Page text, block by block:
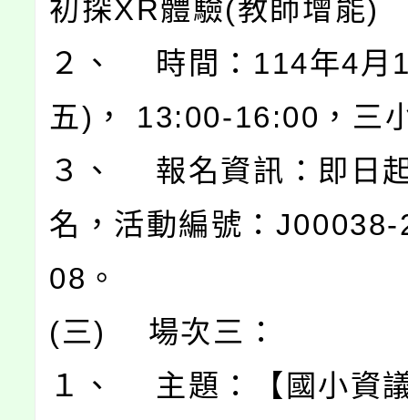
初探XR體驗(教師增能)
２、 時間：114年4月
五)， 13:00-16:00，三
３、 報名資訊：即日
名，活動編號：
08。
(三) 場次三：
１、 主題：【國小資